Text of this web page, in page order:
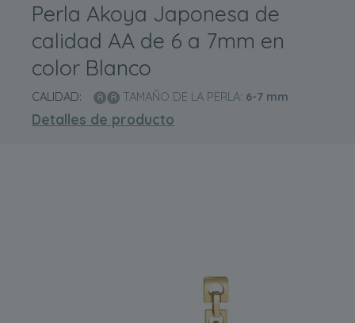
Perla Akoya Japonesa de
calidad AA de 6 a 7mm en
color Blanco
CALIDAD: TAMAÑO DE LA PERLA: 6-7 mm
Detalles de producto